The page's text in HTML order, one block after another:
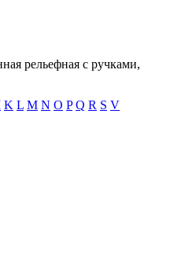
рельефная с ручками,
K L M N O P Q R S V